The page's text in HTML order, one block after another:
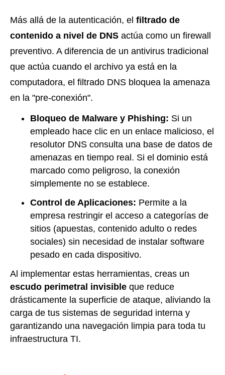
Más allá de la autenticación, el filtrado de
contenido a nivel de DNS actúa como un firewall
preventivo. A diferencia de un antivirus tradicional
que actúa cuando el archivo ya está en la
computadora, el filtrado DNS bloquea la amenaza
en la "pre-conexión".
Bloqueo de Malware y Phishing: Si un
empleado hace clic en un enlace malicioso, el
resolutor DNS consulta una base de datos de
amenazas en tiempo real. Si el dominio está
marcado como peligroso, la conexión
simplemente no se establece.
Control de Aplicaciones: Permite a la
empresa restringir el acceso a categorías de
sitios (apuestas, contenido adulto o redes
sociales) sin necesidad de instalar software
pesado en cada dispositivo.
Al implementar estas herramientas, creas un
escudo perimetral invisible que reduce
drásticamente la superficie de ataque, aliviando la
carga de tus sistemas de seguridad interna y
garantizando una navegación limpia para toda tu
infraestructura TI.